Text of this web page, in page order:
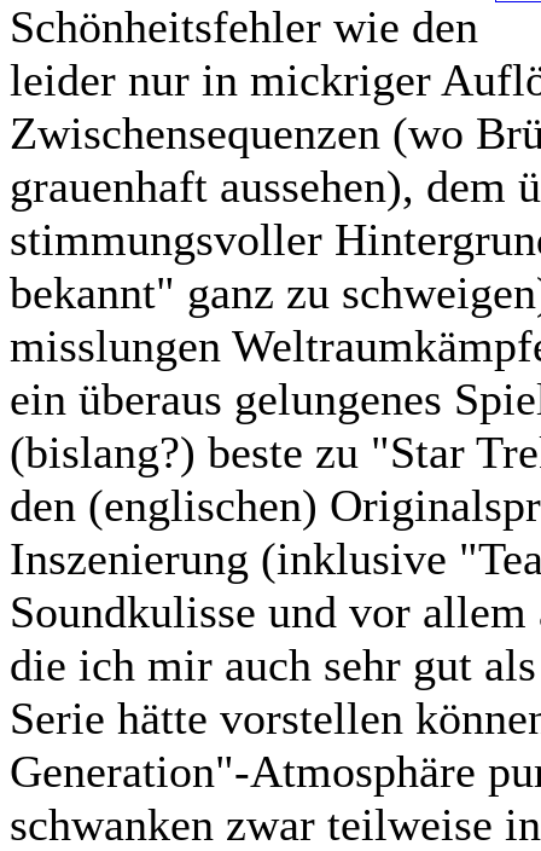
Schönheitsfehler wie den
leider nur in mickriger
Zwischensequenzen (wo
grauenhaft aussehen), dem
stimmungsvoller
bekannt" ganz zu
misslungen
ein überaus gelungenes
(bislang?) beste zu "Star
den (englischen)
Inszenierung (inklusive
Soundkulisse und vor
die ich mir auch sehr gut
Serie hätte vorstellen
Generation"-Atmosphäre
schwanken zwar teilweise